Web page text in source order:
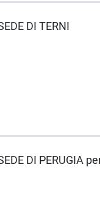
DI TERNI
DI PERUGIA